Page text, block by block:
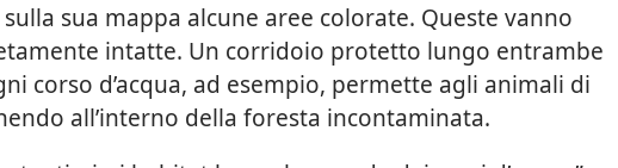
sua mappa alcune aree colorate. Queste vanno
intatte. Un corridoio protetto lungo entrambe
corso d’acqua, ad esempio, permette agli animali di
all’interno della foresta incontaminata.